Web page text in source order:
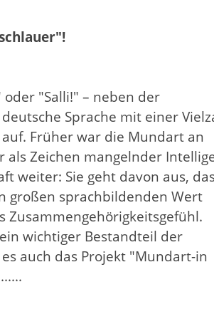
"Salli!" – neben der
Sprache mit einer
Früher war die Mundart an
als Zeichen mangelnder
weiter: Sie geht davon aus,
großen sprachbildenden Wert
Zusammengehörigkeitsgefühl.
wichtiger Bestandteil der
auch das Projekt "Mundart-in